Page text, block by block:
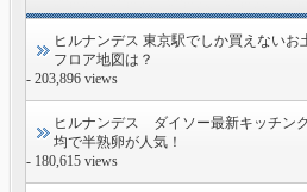
ヒルナンデス 東京駅でしか買えない
フロア地図は？
- 203,896 views
ヒルナンデス ダイソー最新キッチン
均で半熟卵が人気！
- 180,615 views